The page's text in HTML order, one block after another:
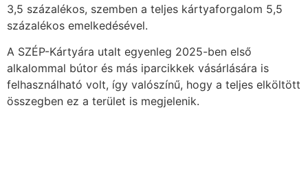
3,5 százalékos, szemben a teljes kártyaforgalom 5,5
százalékos emelkedésével.
A SZÉP-Kártyára utalt egyenleg 2025-ben első
alkalommal bútor és más iparcikkek vásárlására is
felhasználható volt, így valószínű, hogy a teljes elköltött
összegben ez a terület is megjelenik.